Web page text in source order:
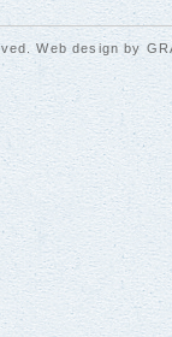
Web design by